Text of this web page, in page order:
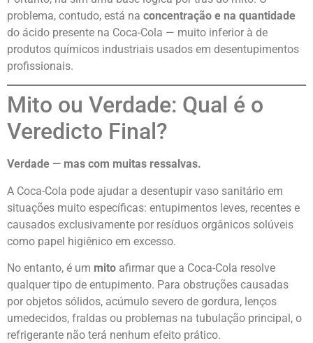
problema, contudo, está na concentração e na quantidade
do ácido presente na Coca-Cola — muito inferior à de
produtos químicos industriais usados em desentupimentos
profissionais.
Mito ou Verdade: Qual é o
Veredicto Final?
Verdade — mas com muitas ressalvas.
A Coca-Cola pode ajudar a desentupir vaso sanitário em
situações muito específicas: entupimentos leves, recentes e
causados exclusivamente por resíduos orgânicos solúveis
como papel higiênico em excesso.
No entanto, é um mito afirmar que a Coca-Cola resolve
qualquer tipo de entupimento. Para obstruções causadas
por objetos sólidos, acúmulo severo de gordura, lenços
umedecidos, fraldas ou problemas na tubulação principal, o
refrigerante não terá nenhum efeito prático.